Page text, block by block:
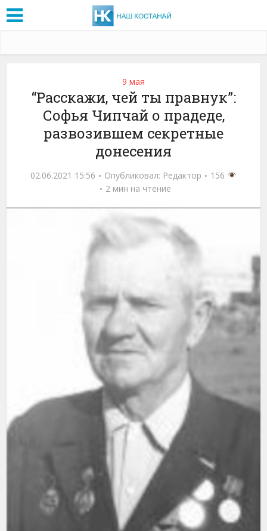
9 мая
“Расскажи, чей ты правнук”:
Софья Чипчай о прадеде,
развозившем секретные
донесения
02.06.2021 15:56 Опубликовал: Редактор
156
2 мин на чтение